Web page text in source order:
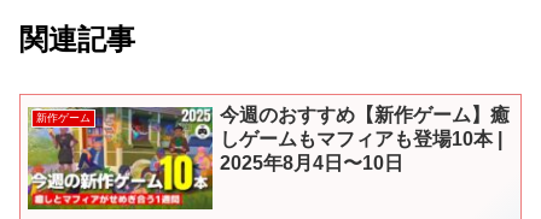
関連記事
新作ゲーム
今週のおすすめ【新作ゲーム】癒
しゲームもマフィアも登場10本 |
2025年8月4日〜10日